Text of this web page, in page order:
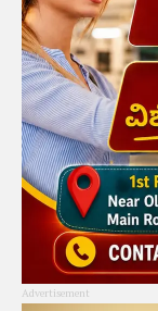
Advertisement